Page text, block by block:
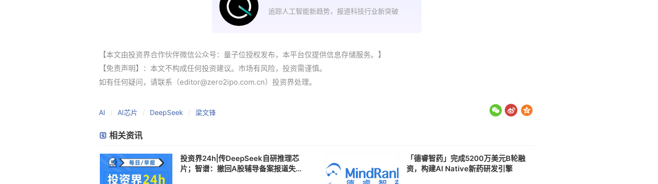
追踪人工智能新趋势，报道科技行业新突破
【本文由投资界合作伙伴微信公众号：量子位授权发布，本平台仅提供信息存储服务。】
【免责声明】：本文不构成任何投资建议。市场有风险，投资需谨慎。
如有任何疑问，请联系（editor@zero2ipo.com.cn）投资界处理。
AI AI芯片 DeepSeek 梁文锋
相关资讯
投资界24h|传DeepSeek自研推理芯
片；智谱：撤回A股辅导备案报道失
「德睿智药」完成5200万美元B轮融
资，构建AI Native新药研发引擎